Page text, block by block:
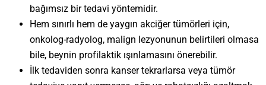
bağımsız bir tedavi yöntemidir.
Hem sınırlı hem de yaygın akciğer tümörleri için,
onkolog-radyolog, malign lezyonunun belirtileri olmasa
bile, beynin profilaktik ışınlamasını önerebilir.
İlk tedaviden sonra kanser tekrarlarsa veya tümör